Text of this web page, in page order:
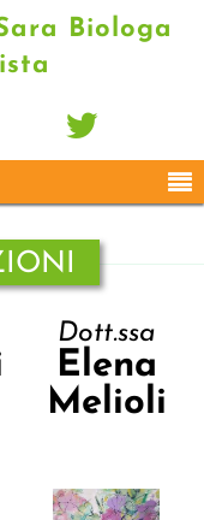
Biologa
Dott.ssa
Elena
Melioli